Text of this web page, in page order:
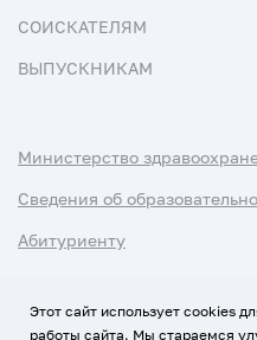
СОИСКАТЕЛЯМ
ВЫПУСКНИКАМ
Министерство
Сведения об
Абитуриенту
Этот сайт использует cookies
работы сайта. Мы стараемся